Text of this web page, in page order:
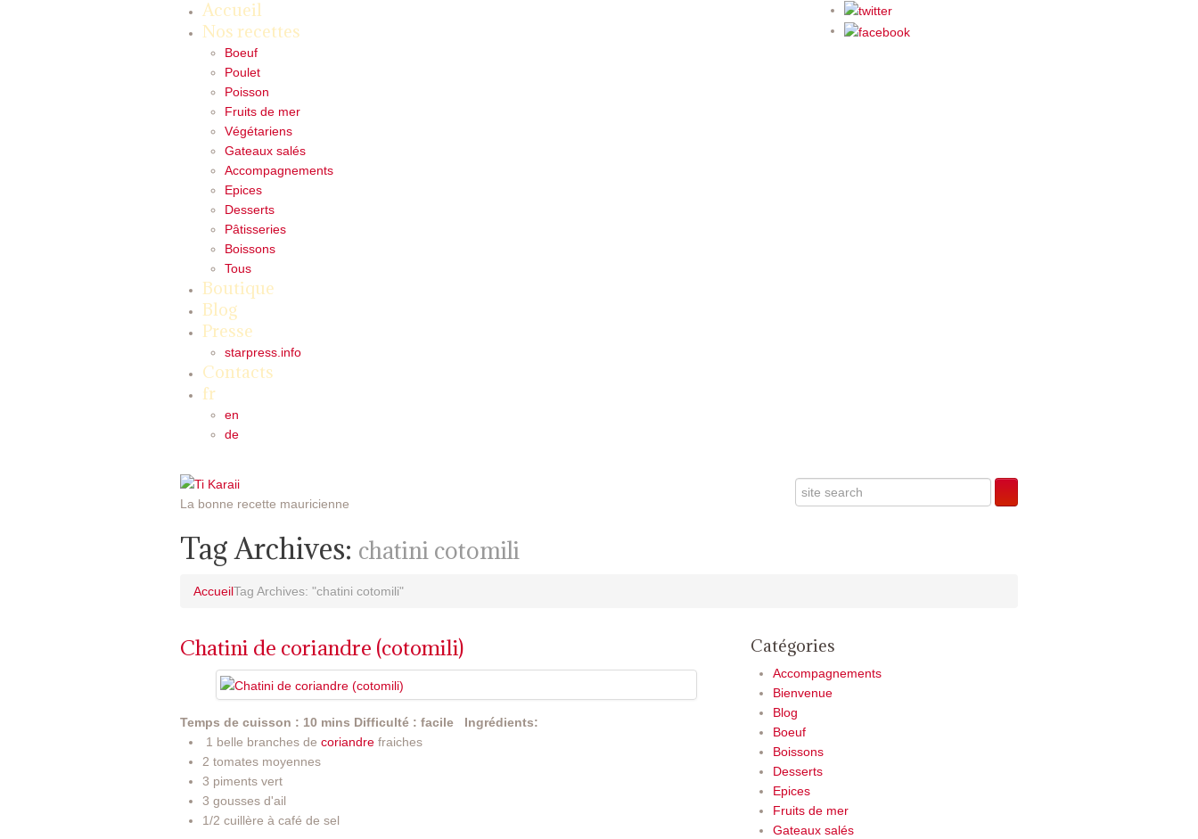
Accueil
Nos recettes
Boeuf
Poulet
Poisson
Fruits de mer
Végétariens
Gateaux salés
Accompagnements
Epices
Desserts
Pâtisseries
Boissons
Tous
Boutique
Blog
Presse
starpress.info
Contacts
fr
en
de
La bonne recette mauricienne
Tag Archives: chatini cotomili
AccueilTag Archives: "chatini cotomili"
Chatini de coriandre (cotomili)
Temps de cuisson : 10 mins Difficulté : facile
Ingrédients:
1 belle branches de coriandre fraiches
2 tomates moyennes
3 piments vert
3 gousses d'ail
1/2 cuillère à café de sel
Catégories
Accompagnements
Bienvenue
Blog
Boeuf
Boissons
Desserts
Epices
Fruits de mer
Gateaux salés